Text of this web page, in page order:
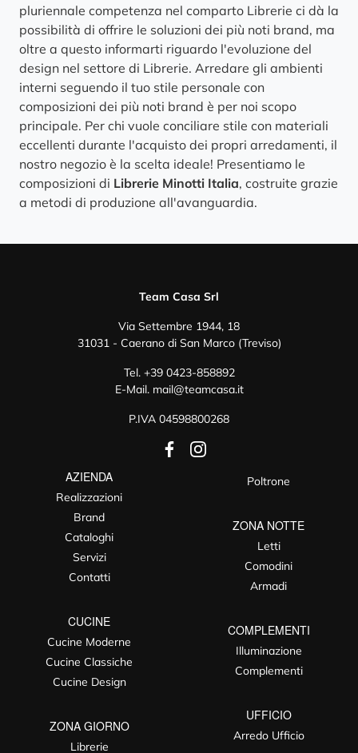
pluriennale competenza nel comparto Librerie ci dà la
possibilità di offrire le soluzioni dei più noti brand, ma
oltre a questo informarti riguardo l'evoluzione del
design nel settore di Librerie. Arredare gli ambienti
interni seguendo il tuo stile personale con
composizioni dei più noti brand è per noi scopo
principale. Per chi vuole conciliare stile con materiali
eccellenti durante l'acquisto dei propri arredamenti, il
nostro negozio è la scelta ideale! Presentiamo le
composizioni di Librerie Minotti Italia, costruite grazie
a metodi di produzione all'avanguardia.
Team Casa Srl
Via Settembre 1944, 18
31031 - Caerano di San Marco (Treviso)
Tel. +39 0423-858892
E-Mail. mail@teamcasa.it
P.IVA 04598800268
AZIENDA
Realizzazioni
Brand
Cataloghi
Servizi
Contatti
CUCINE
Cucine Moderne
Cucine Classiche
Cucine Design
ZONA GIORNO
Librerie
Poltrone
ZONA NOTTE
Letti
Comodini
Armadi
COMPLEMENTI
Illuminazione
Complementi
UFFICIO
Arredo Ufficio